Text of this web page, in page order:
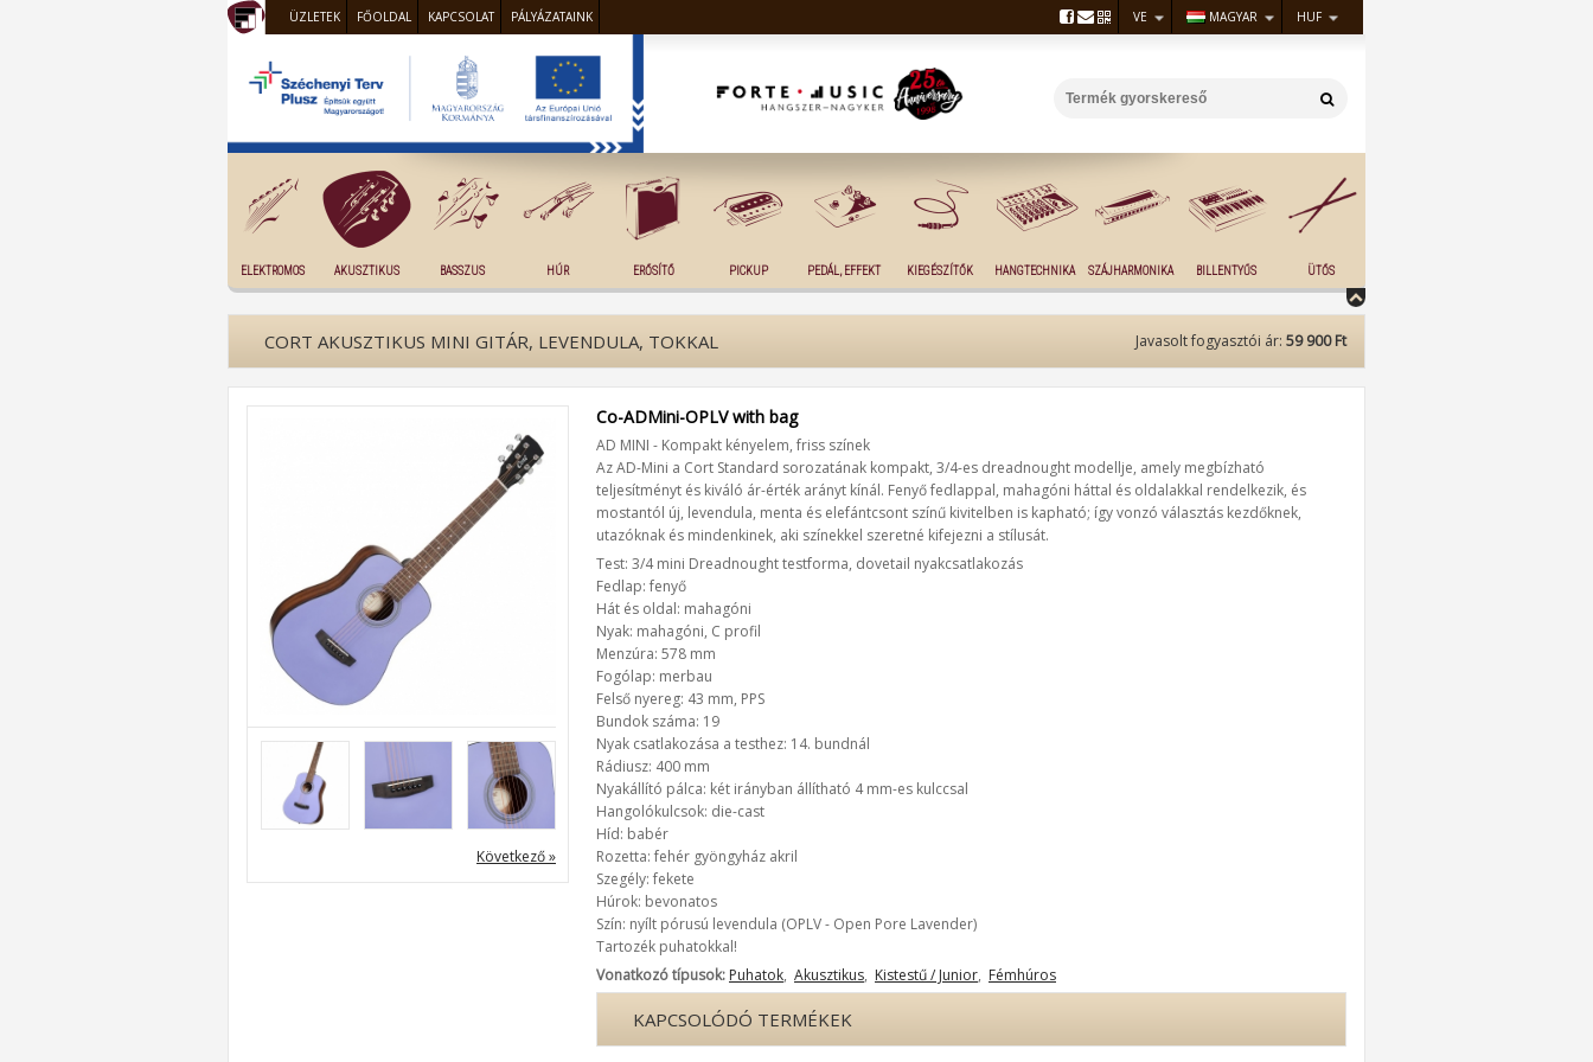
ÜZLETEK FŐOLDAL KAPCSOLAT PÁLYÁZATAINK VE MAGYAR HUF
ELEKTROMOS AKUSZTIKUS BASSZUS HÚR ERŐSÍTŐ PICKUP PEDÁL, EFFEKT KIEGÉSZÍTŐK HANGTECHNIKA SZÁJHARMONIKA BILLENTYŰS ÜTŐS
Javasolt fogyasztói ár: 59 900 Ft
CORT AKUSZTIKUS MINI GITÁR, LEVENDULA, TOKKAL
Következő »
Co-ADMini-OPLV with bag
AD MINI - Kompakt kényelem, friss színek
Az AD-Mini a Cort Standard sorozatának kompakt, 3/4-es dreadnought modellje, amely megbízható
teljesítményt és kiváló ár-érték arányt kínál. Fenyő fedlappal, mahagóni háttal és oldalakkal rendelkezik, és
mostantól új, levendula, menta és elefántcsont színű kivitelben is kapható; így vonzó választás kezdőknek,
utazóknak és mindenkinek, aki színekkel szeretné kifejezni a stílusát.
Test: 3/4 mini Dreadnought testforma, dovetail nyakcsatlakozás
Fedlap: fenyő
Hát és oldal: mahagóni
Nyak: mahagóni, C profil
Menzúra: 578 mm
Fogólap: merbau
Felső nyereg: 43 mm, PPS
Bundok száma: 19
Nyak csatlakozása a testhez: 14. bundnál
Rádiusz: 400 mm
Nyakállító pálca: két irányban állítható 4 mm-es kulccsal
Hangolókulcsok: die-cast
Híd: babér
Rozetta: fehér gyöngyház akril
Szegély: fekete
Húrok: bevonatos
Szín: nyílt pórusú levendula (OPLV - Open Pore Lavender)
Tartozék puhatokkal!
Vonatkozó típusok: Puhatok, Akusztikus, Kistestű / Junior, Fémhúros
KAPCSOLÓDÓ TERMÉKEK